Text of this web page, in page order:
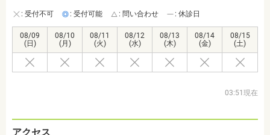
: 受付不可 : 受付可能 : 問い合わせ : 休診日
08/09
(日)
08/10
(月)
08/11
(火)
08/12
(水)
08/13
(木)
08/14
(金)
08/15
(土)
03:51現在
アクセス